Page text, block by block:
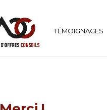
TÉMOIGNAGES